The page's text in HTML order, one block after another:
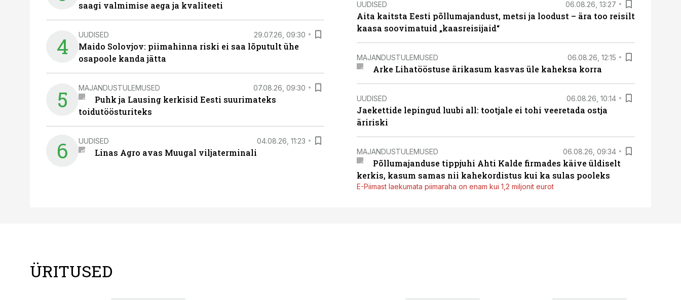
saagi valmimise aega ja kvaliteeti
4 UUDISED 29.07.26, 09:30
Maido Solovjov: piimahinna riski ei saa lõputult ühe
osapoole kanda jätta
5 MAJANDUSTULEMUSED 07.08.26, 09:30
Puhk ja Lausing kerkisid Eesti suurimateks
toidutöösturiteks
6 UUDISED 04.08.26, 11:23
Linas Agro avas Muugal viljaterminali
UUDISED 06.08.26, 13:27
Aita kaitsta Eesti põllumajandust, metsi ja loodust – ära too reisilt
kaasa soovimatuid „kaasreisijaid“
MAJANDUSTULEMUSED 06.08.26, 12:15
Arke Lihatööstuse ärikasum kasvas üle kaheksa korra
UUDISED 06.08.26, 10:14
Jaekettide lepingud luubi all: tootjale ei tohi veeretada ostja
äririski
MAJANDUSTULEMUSED 06.08.26, 09:34
Põllumajanduse tippjuhi Ahti Kalde firmades käive üldiselt
kerkis, kasum samas nii kahekordistus kui ka sulas pooleks
E-Piimast laekumata piimaraha on enam kui 1,2 miljonit eurot
ÜRITUSED